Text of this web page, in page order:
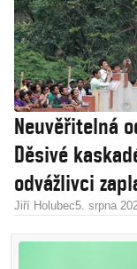
Neuvěřitelná
Děsivé
odvážlivci
Jiří Holubec5. srpna